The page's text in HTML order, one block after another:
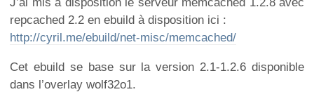
repcached 2.2 en ebuild à disposition ici :
http://cyril.me/ebuild/net-misc/memcached/
Cet ebuild se base sur la version 2.1-1.2.6 disponible
dans l’overlay wolf32o1.